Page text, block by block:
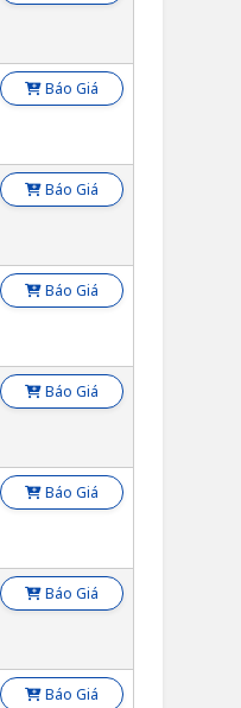
Báo Giá
Báo Giá
Báo Giá
Báo Giá
Báo Giá
Báo Giá
Báo Giá